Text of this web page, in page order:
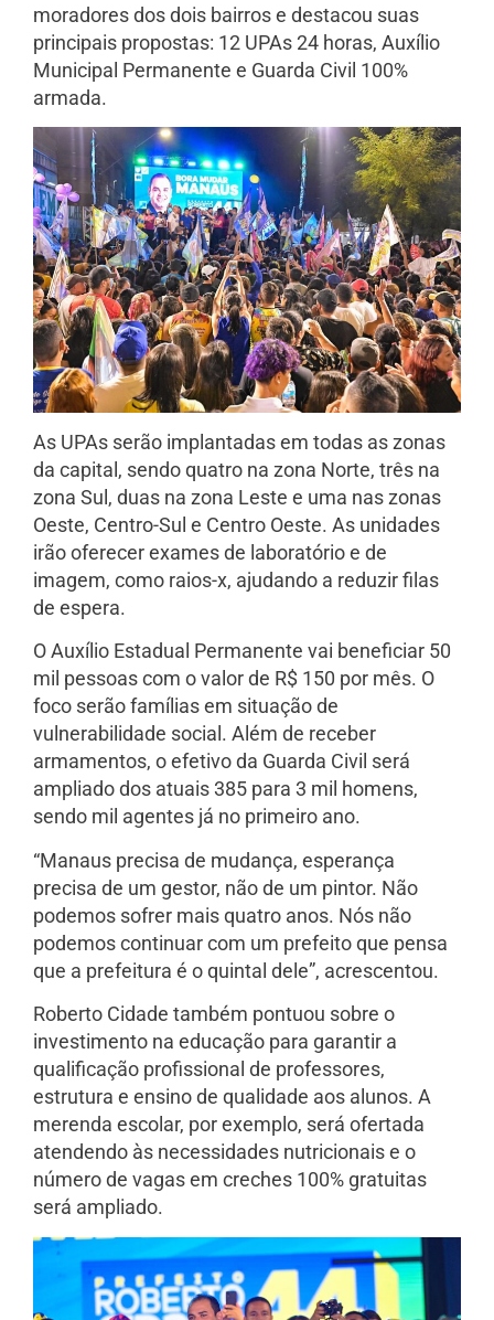
moradores dos dois bairros e destacou suas
principais propostas: 12 UPAs 24 horas, Auxílio
Municipal Permanente e Guarda Civil 100%
armada.
As UPAs serão implantadas em todas as zonas
da capital, sendo quatro na zona Norte, três na
zona Sul, duas na zona Leste e uma nas zonas
Oeste, Centro-Sul e Centro Oeste. As unidades
irão oferecer exames de laboratório e de
imagem, como raios-x, ajudando a reduzir filas
de espera.
O Auxílio Estadual Permanente vai beneficiar 50
mil pessoas com o valor de R$ 150 por mês. O
foco serão famílias em situação de
vulnerabilidade social. Além de receber
armamentos, o efetivo da Guarda Civil será
ampliado dos atuais 385 para 3 mil homens,
sendo mil agentes já no primeiro ano.
“Manaus precisa de mudança, esperança
precisa de um gestor, não de um pintor. Não
podemos sofrer mais quatro anos. Nós não
podemos continuar com um prefeito que pensa
que a prefeitura é o quintal dele”, acrescentou.
Roberto Cidade também pontuou sobre o
investimento na educação para garantir a
qualificação profissional de professores,
estrutura e ensino de qualidade aos alunos. A
merenda escolar, por exemplo, será ofertada
atendendo às necessidades nutricionais e o
número de vagas em creches 100% gratuitas
será ampliado.